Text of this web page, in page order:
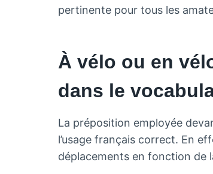
pertinente pour tous les
À vélo ou en
dans le
La préposition employée
l’usage français correct. En
déplacements en fonction de